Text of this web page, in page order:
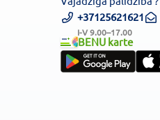
+37125621621
I-V 9.00–17.00
BENU karte